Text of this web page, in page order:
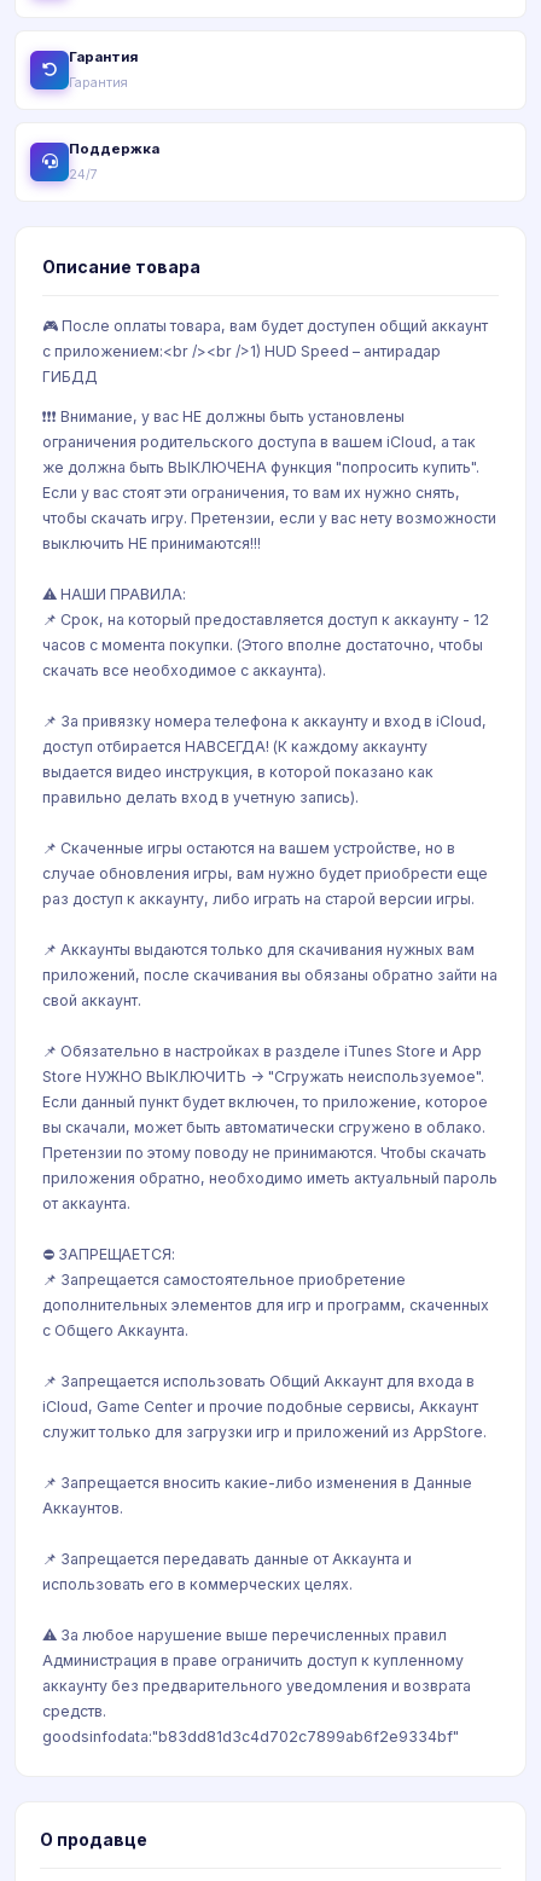
Гарантия
Гарантия
Поддержка
24/7
Описание товара
🎮 После оплаты товара, вам будет доступен общий аккаунт
с приложением:<br /><br />1) HUD Speed – антирадар
ГИБДД
❗️❗️❗️ Внимание, у вас НЕ должны быть установлены
ограничения родительского доступа в вашем iCloud, а так
же должна быть ВЫКЛЮЧЕНА функция "попросить купить".
Если у вас стоят эти ограничения, то вам их нужно снять,
чтобы скачать игру. Претензии, если у вас нету возможности
выключить НЕ принимаются!!!
⚠️ НАШИ ПРАВИЛА:
📌 Срок, на который предоставляется доступ к аккаунту - 12
часов с момента покупки. (Этого вполне достаточно, чтобы
скачать все необходимое с аккаунта).
📌 За привязку номера телефона к аккаунту и вход в iCloud,
доступ отбирается НАВСЕГДА! (К каждому аккаунту
выдается видео инструкция, в которой показано как
правильно делать вход в учетную запись).
📌 Скаченные игры остаются на вашем устройстве, но в
случае обновления игры, вам нужно будет приобрести еще
раз доступ к аккаунту, либо играть на старой версии игры.
📌 Аккаунты выдаются только для скачивания нужных вам
приложений, после скачивания вы обязаны обратно зайти на
свой аккаунт.
📌 Обязательно в настройках в разделе iTunes Store и App
Store НУЖНО ВЫКЛЮЧИТЬ -> "Сгружать неиспользуемое".
Если данный пункт будет включен, то приложение, которое
вы скачали, может быть автоматически сгружено в облако.
Претензии по этому поводу не принимаются. Чтобы скачать
приложения обратно, необходимо иметь актуальный пароль
от аккаунта.
⛔️ ЗАПРЕЩАЕТСЯ:
📌 Запрещается самостоятельное приобретение
дополнительных элементов для игр и программ, скаченных
с Общего Аккаунта.
📌 Запрещается использовать Общий Аккаунт для входа в
iCloud, Game Center и прочие подобные сервисы, Аккаунт
cлужит только для загрузки игр и приложений из AppStore.
📌 Запрещается вносить какие-либо изменения в Данные
Аккаунтов.
📌 Запрещается передавать данные от Аккаунта и
использовать его в коммерческих целях.
⚠️ За любое нарушение выше перечисленных правил
Администрация в праве ограничить доступ к купленному
аккаунту без предварительного уведомления и возврата
средств.
goodsinfodata:"b83dd81d3c4d702c7899ab6f2e9334bf"
О продавце